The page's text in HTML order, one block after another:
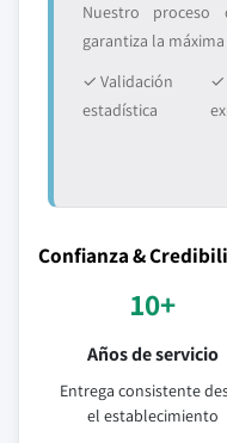
Nuestro
garantiza la
✓ Validación
estadística
✓
Confianza &
10+
Años de servicio
Entrega consistente
el establecimiento